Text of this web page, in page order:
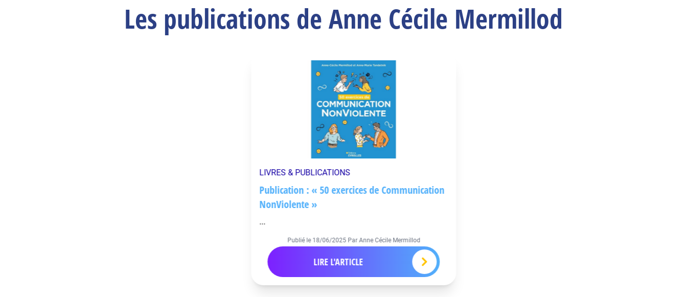
Les publications de Anne Cécile Mermillod
LIVRES & PUBLICATIONS
Publication : « 50 exercices de Communication
NonViolente »
...
Publié le 18/06/2025 Par Anne Cécile Mermillod
LIRE L'ARTICLE